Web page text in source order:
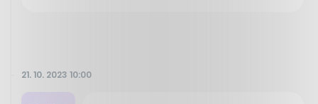
21. 10. 2023 10:00